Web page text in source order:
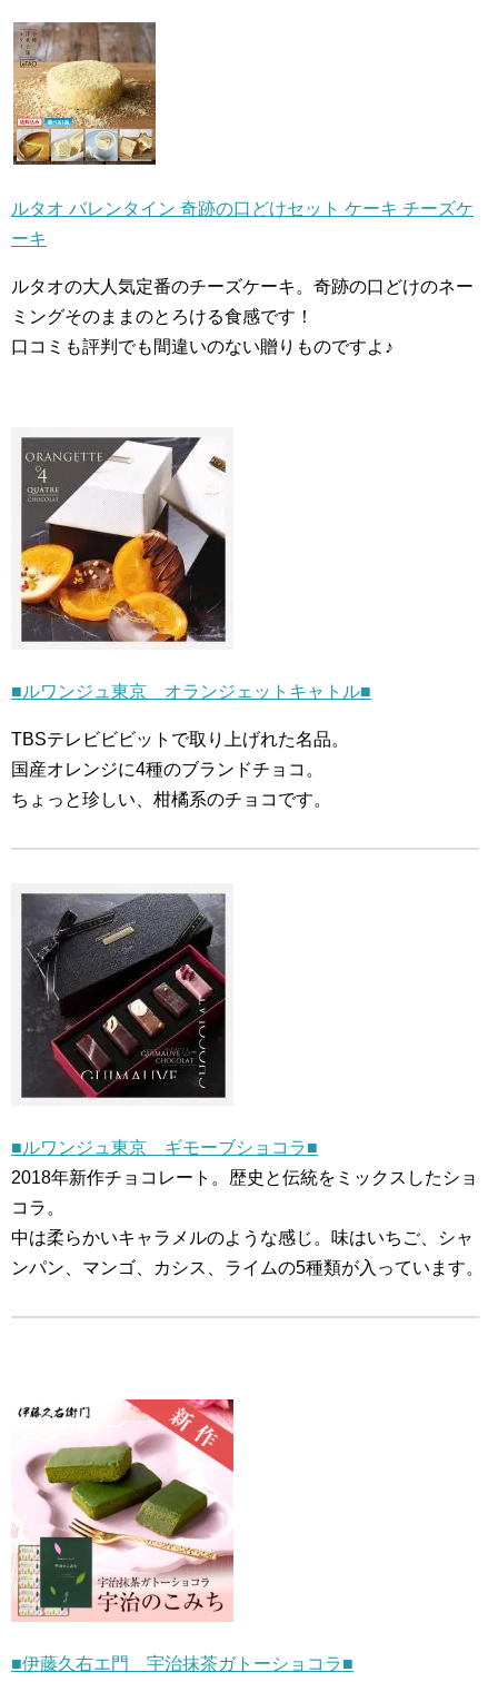
ルタオ バレンタイン 奇跡の口どけセット ケーキ チーズケ
ーキ
ルタオの大人気定番のチーズケーキ。奇跡の口どけのネー
ミングそのままのとろける食感です！
口コミも評判でも間違いのない贈りものですよ♪
■ルワンジュ東京 オランジェットキャトル■
TBSテレビビビットで取り上げれた名品。
国産オレンジに4種のブランドチョコ。
ちょっと珍しい、柑橘系のチョコです。
■ルワンジュ東京 ギモーブショコラ■
2018年新作チョコレート。歴史と伝統をミックスしたショ
コラ。
中は柔らかいキャラメルのような感じ。味はいちご、シャ
ンパン、マンゴ、カシス、ライムの5種類が入っています。
■伊藤久右エ門 宇治抹茶ガトーショコラ■